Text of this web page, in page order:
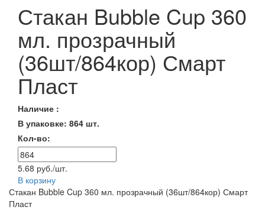
Стакан Bubble Cup 360
мл. прозрачный
(36шт/864кор) Смарт
Пласт
Наличие :
В упаковке: 864 шт.
Кол-во:
5.68 руб./шт.
В корзину
Стакан Bubble Cup 360 мл. прозрачный (36шт/864кор) Смарт
Пласт